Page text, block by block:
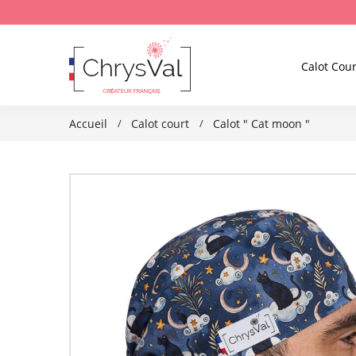
Calot
Accueil Calot court Calot " Cat moon "